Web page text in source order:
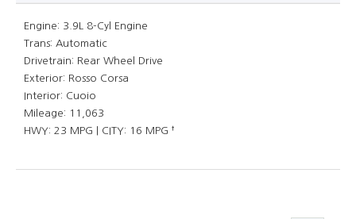
Engine: 3.9L 8-Cyl Engine
Trans: Automatic
Drivetrain: Rear Wheel Drive
Exterior: Rosso Corsa
Interior: Cuoio
Mileage: 11,063
HWY: 23 MPG | CITY: 16 MPG †